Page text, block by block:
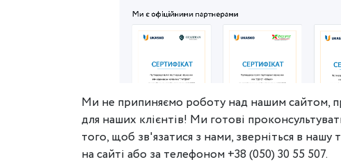
Ми не припиняємо роботу над нашим сайтом,
для наших клієнтів! Ми готові
того, щоб зв'язатися з нами, зверніться в
на сайті або за телефоном +38 (050) 30 55 507.